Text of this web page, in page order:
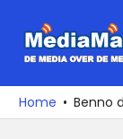
naar
media
over
Home Benno